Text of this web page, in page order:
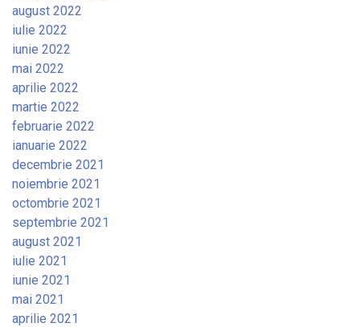
august 2022
iulie 2022
iunie 2022
mai 2022
aprilie 2022
martie 2022
februarie 2022
ianuarie 2022
decembrie 2021
noiembrie 2021
octombrie 2021
septembrie 2021
august 2021
iulie 2021
iunie 2021
mai 2021
aprilie 2021